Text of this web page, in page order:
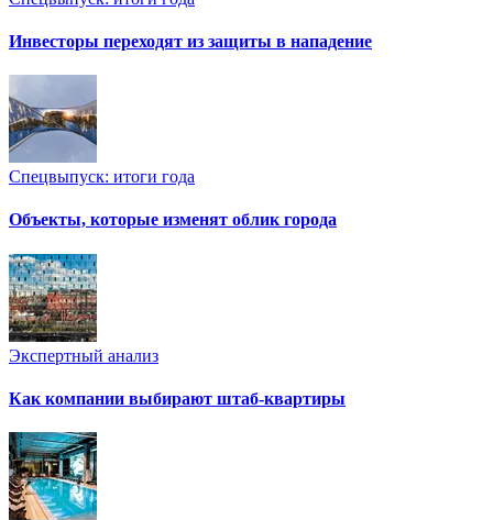
Инвесторы переходят из защиты в нападение
Спецвыпуск: итоги года
Объекты, которые изменят облик города
Экспертный анализ
Как компании выбирают штаб-квартиры